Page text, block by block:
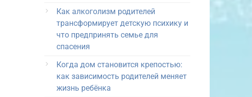
Как алкоголизм родителей
трансформирует детскую психику и
что предпринять семье для
спасения
Когда дом становится крепостью:
как зависимость родителей меняет
жизнь ребёнка